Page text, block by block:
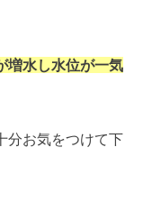
増水し水位が一気
分お気をつけて下